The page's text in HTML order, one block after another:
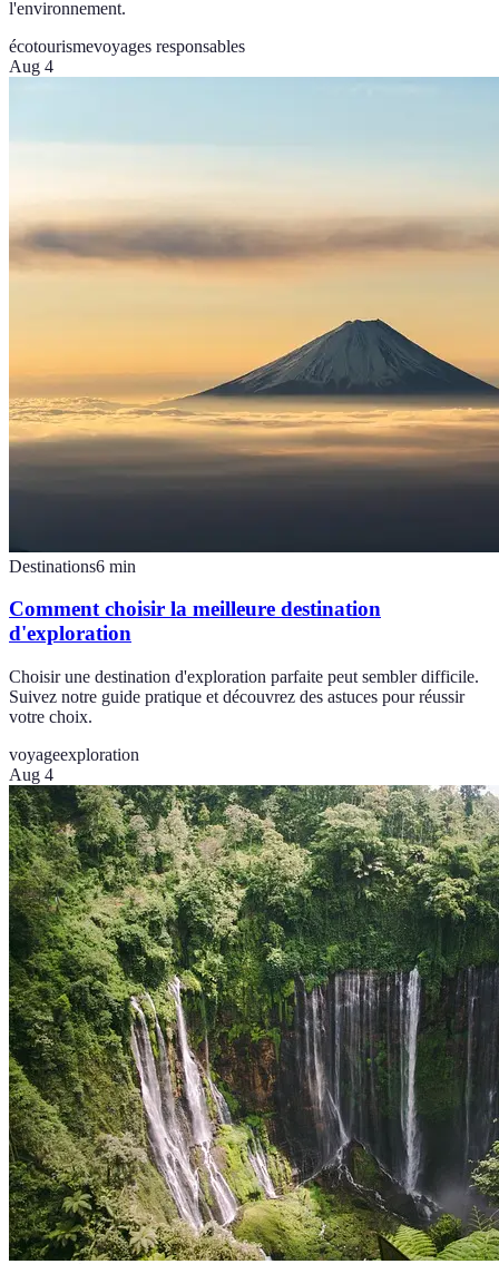
l'environnement.
écotourismevoyages responsables
Aug 4
Destinations6 min
Comment choisir la meilleure destination
d'exploration
Choisir une destination d'exploration parfaite peut sembler difficile.
Suivez notre guide pratique et découvrez des astuces pour réussir
votre choix.
voyageexploration
Aug 4